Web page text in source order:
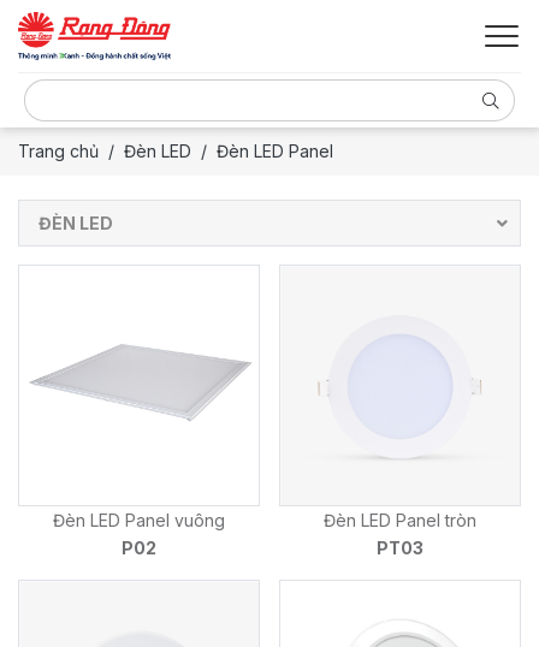
Trang chủ Đèn LED Đèn LED Panel
ĐÈN LED
Đèn LED Panel vuông
P02
Đèn LED Panel tròn
PT03